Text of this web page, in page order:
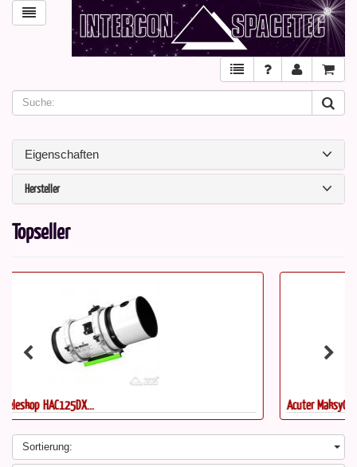
Eigenschaften
Hersteller
Topseller
Acuter MaksyGo 60 - Mini...
Sortierung: